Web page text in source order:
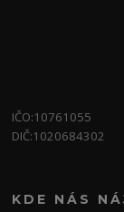
IČO:10761055
DIČ:1020684302
KDE NÁS